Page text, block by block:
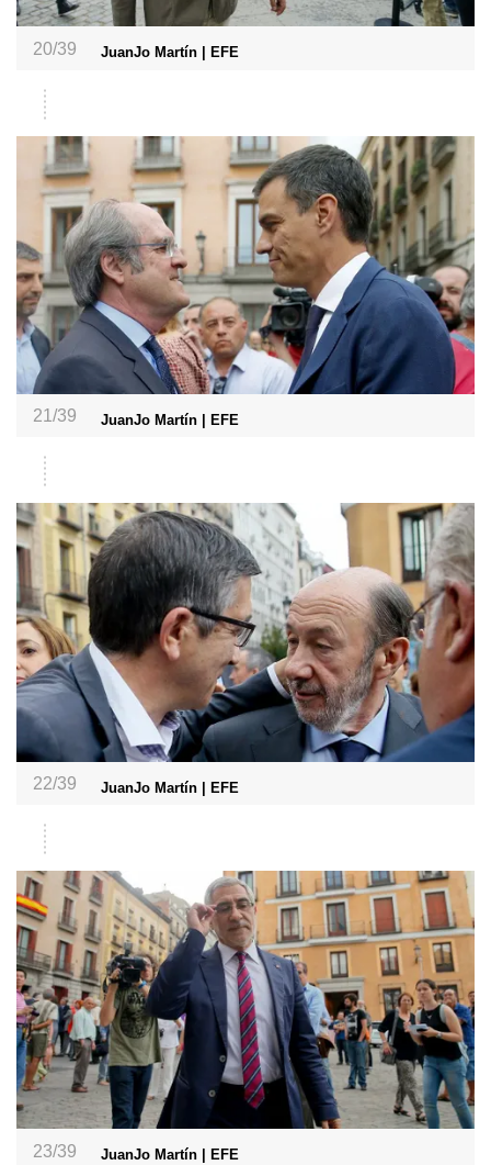
20/39 JuanJo Martín | EFE
21/39 JuanJo Martín | EFE
22/39 JuanJo Martín | EFE
23/39 JuanJo Martín | EFE